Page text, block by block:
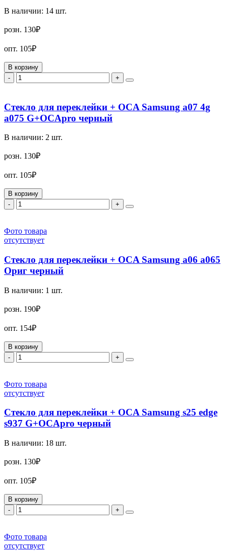
В наличии: 14 шт.
розн. 130₽
опт. 105₽
В корзину
-
+
Стекло для переклейки + OCA Samsung a07 4g
a075 G+OCApro черный
В наличии: 2 шт.
розн. 130₽
опт. 105₽
В корзину
-
+
Фото товара
отсутствует
Стекло для переклейки + OCA Samsung a06 a065
Ориг черный
В наличии: 1 шт.
розн. 190₽
опт. 154₽
В корзину
-
+
Фото товара
отсутствует
Стекло для переклейки + OCA Samsung s25 edge
s937 G+OCApro черный
В наличии: 18 шт.
розн. 130₽
опт. 105₽
В корзину
-
+
Фото товара
отсутствует